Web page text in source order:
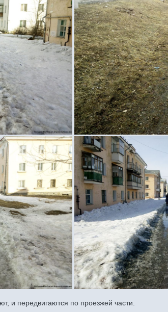
и передвигаются по проезжей части.